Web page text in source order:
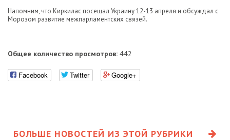
Напомним, что Киркилас посещал Украину 12-13 апреля и обсуждал с
Морозом развитие межпарламентских связей.
Общее количество просмотров: 442
Facebook Twitter Google+
БОЛЬШЕ НОВОСТЕЙ ИЗ ЭТОЙ РУБРИКИ